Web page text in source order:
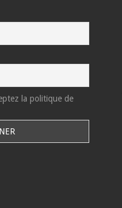
la politique de